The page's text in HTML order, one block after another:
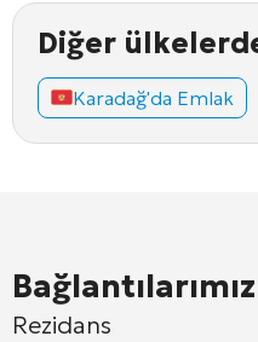
Diğer
Karadağ'da Emlak
Bağlantılarımız
Rezidans